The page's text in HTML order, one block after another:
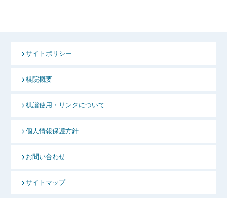
サイトポリシー
棋院概要
棋譜使用・リンクについて
個人情報保護方針
お問い合わせ
サイトマップ